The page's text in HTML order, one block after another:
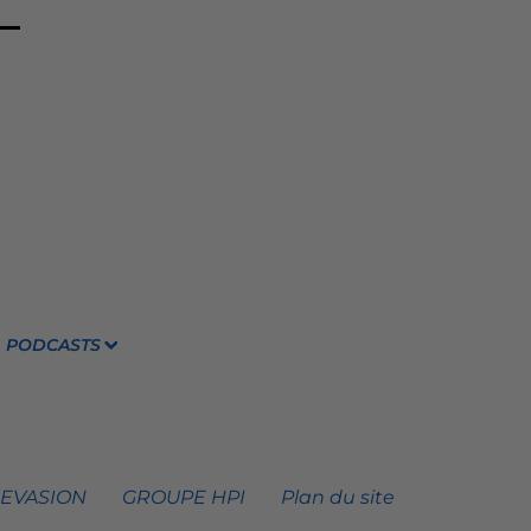
PODCASTS
GROUPE HPI Plan du site